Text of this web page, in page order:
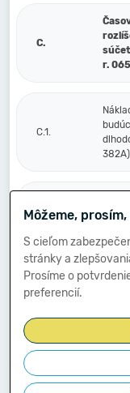
C.
r.
C.1.
382A)
2.
4.
Môžeme,
S cieľom
stránky a
Prosíme o
preferencií.